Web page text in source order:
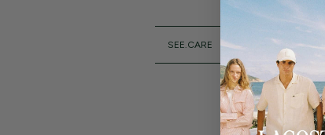
SEE.CARE